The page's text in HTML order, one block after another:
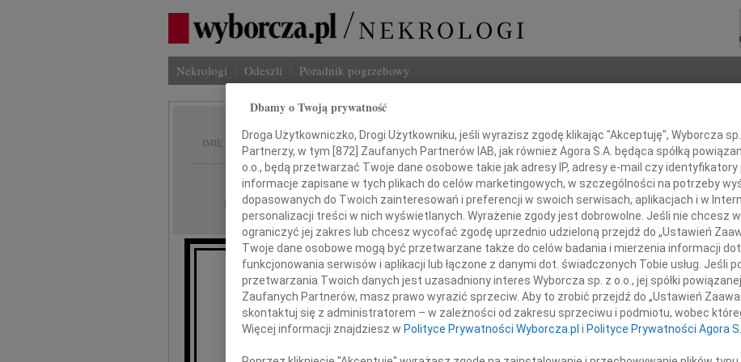
Nekrologi Odeszli Poradnik pogrzebowy
IMIĘ I NAZWISKO: Jarosław Gołaś
REGION: cała Polska
DATA EMISJI: 08.12.2009
Pogrążeni w smutku po stracie
naszego drogiego Kolegi
Imię i
INNE
Z
Andrzej
Andrzej
Z
Andrzej
Z
Dbamy o Twoją prywatność
Droga Użytkowniczko, Drogi Użytkowniku, jeśli wyrazisz zgodę klikając "Akceptuję", Wyborcza
Partnerzy, w tym [872] Zaufanych Partnerów IAB, jak również Agora S.A. będąca spółką
o.o., będą przetwarzać Twoje dane osobowe takie jak adresy IP, adresy e-mail czy identyfikatory
informacje zapisane w tych plikach do celów marketingowych, w szczególności na potrzeby
dopasowanych do Twoich zainteresowań i preferencji w swoich serwisach, aplikacjach i w
personalizacji treści w nich wyświetlanych. Wyrażenie zgody jest dobrowolne. Jeśli nie chcesz
ograniczyć jej zakres lub chcesz wycofać zgodę uprzednio udzieloną przejdź do „Ustawień
Twoje dane osobowe mogą być przetwarzane także do celów badania i mierzenia informacji
funkcjonowania serwisów i aplikacji lub łączone z danymi dot. świadczonych Tobie usług. Jeśli
przetwarzania Twoich danych jest uzasadniony interes Wyborcza sp. z o.o., jej spółki
Zaufanych Partnerów, masz prawo wyrazić sprzeciw. Aby to zrobić przejdź do „Ustawień
skontaktuj się z administratorem – w zależności od zakresu sprzeciwu i podmiotu, wobec
Więcej informacji znajdziesz w Polityce Prywatności Wyborcza.pl i Polityce Prywatności Agora